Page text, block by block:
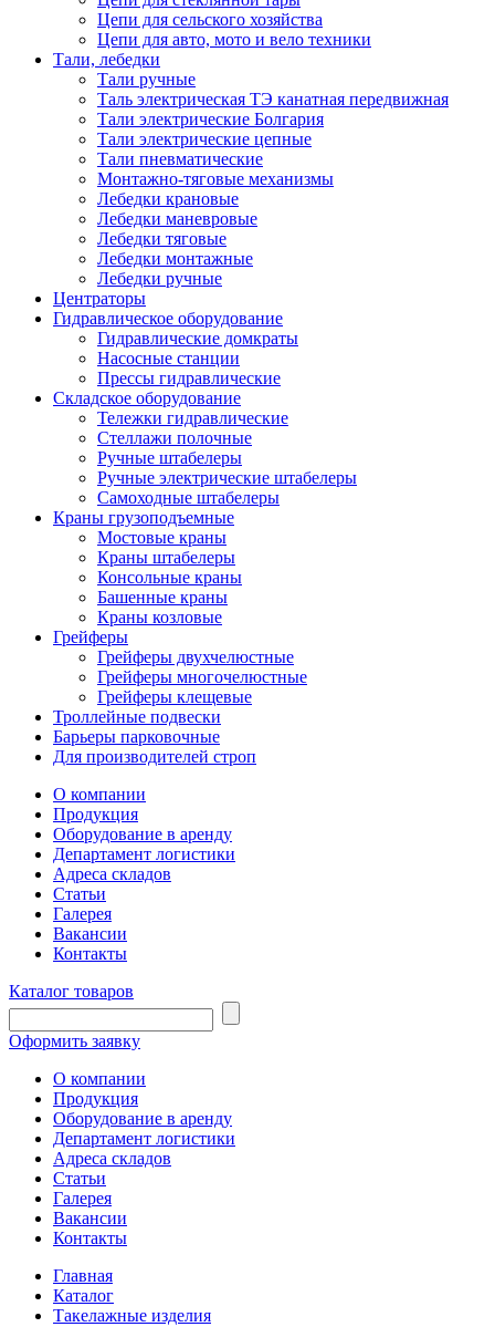
Цепи для сельского хозяйства
Цепи для авто, мото и вело техники
Тали, лебедки
Тали ручные
Таль электрическая ТЭ канатная передвижная
Тали электрические Болгария
Тали электрические цепные
Тали пневматические
Монтажно-тяговые механизмы
Лебедки крановые
Лебедки маневровые
Лебедки тяговые
Лебедки монтажные
Лебедки ручные
Центраторы
Гидравлическое оборудование
Гидравлические домкраты
Насосные станции
Прессы гидравлические
Складское оборудование
Тележки гидравлические
Cтеллажи полочные
Ручные штабелеры
Ручные электрические штабелеры
Самоходные штабелеры
Краны грузоподъемные
Мостовые краны
Краны штабелеры
Консольные краны
Башенные краны
Краны козловые
Грейферы
Грейферы двухчелюстные
Грейферы многочелюстные
Грейферы клещевые
Троллейные подвески
Барьеры парковочные
Для производителей строп
О компании
Продукция
Оборудование в аренду
Департамент логистики
Адреса складов
Статьи
Галерея
Вакансии
Контакты
Каталог товаров
Оформить заявку
О компании
Продукция
Оборудование в аренду
Департамент логистики
Адреса складов
Статьи
Галерея
Вакансии
Контакты
Главная
Каталог
Такелажные изделия